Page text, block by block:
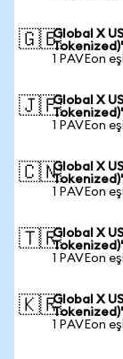
🇬🇧Global X
1 PAVEon
🇯🇵Global X
1 PAVEon
🇨🇳Global X
1 PAVEon
🇹🇷Global X
1 PAVEon
🇰🇷Global X
1 PAVEon